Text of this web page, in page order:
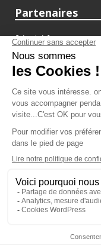
Partenaires
fiducial.fr
lyoncapitale.fr
olympique-et-
L'application
Les cookies
Gestion des cookies
Crédit